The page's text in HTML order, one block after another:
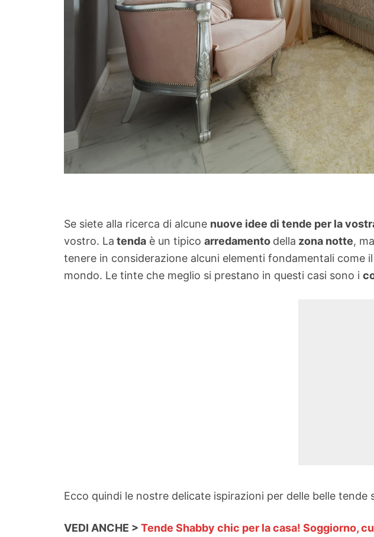
Se siete alla ricerca di alcune nuove idee di tende per la
vostro. La tenda è un tipico arredamento della zona notte,
tenere in considerazione alcuni elementi fondamentali come il
mondo. Le tinte che meglio si prestano in questi casi sono i
Ecco quindi le nostre delicate ispirazioni per delle belle
VEDI ANCHE > Tende Shabby chic per la casa! Soggiorno,